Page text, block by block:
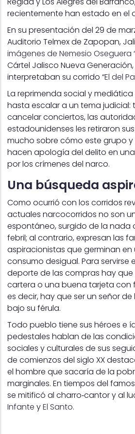
recientemente han estado en el
En su presentación del 29 de
Auditorio Telmex de Zapopan,
imágenes de Nemesio Oseguera
Cártel Jalisco Nueva
interpretaban su corrido “El del
La reprimenda social y
hasta escalar a un tema judicial:
cancelar conciertos, las
estadounidenses les retiraron
mucho sobre cómo este grupo y
hacen apología del delito en
por los crímenes del narco.
Una búsqueda
Como ocurrió con los corridos
actuales narcocorridos no son
espontáneo, surgido de la nada
febril; al contrario, expresan las
aspiracionistas que germinan
consumo desigual. Para servirse
deporte de las compras hay que
cartera o una buena tarjeta con
es decir, hay que ser un señor
bajo su férula.
Todo pueblo tiene sus héroes e
pedestales hablan de las
sociales y culturales de sus
de comienzos del siglo XX
el hombre que sacaría de la
marginales. En tiempos del
se mitificó al charro‑cantor y al
Infante yEl Santo.